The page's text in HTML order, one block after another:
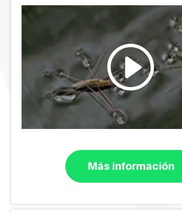
Más información